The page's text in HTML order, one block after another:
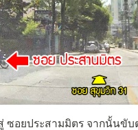
ซอยประสามมิตร จากนั้นขับ